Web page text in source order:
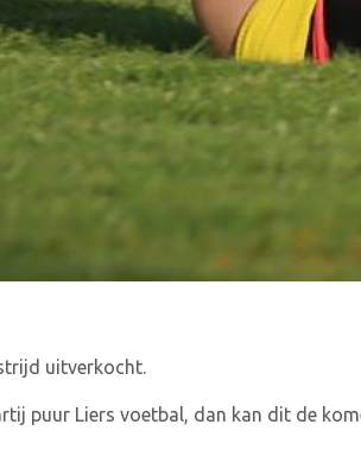
uitverkocht.
puur Liers voetbal, dan kan dit de